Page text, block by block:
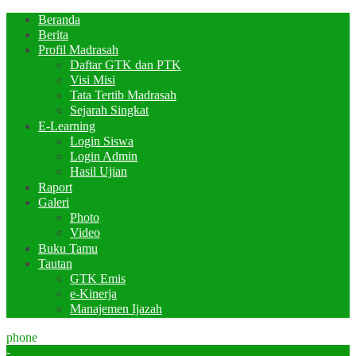
Beranda
Berita
Profil Madrasah
Daftar GTK dan PTK
Visi Misi
Tata Tertib Madrasah
Sejarah Singkat
E-Learning
Login Siswa
Login Admin
Hasil Ujian
Raport
Galeri
Photo
Video
Buku Tamu
Tautan
GTK Emis
e-Kinerja
Manajemen Ijazah
phone
-